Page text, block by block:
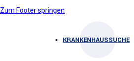
Zum Footer springen
KRANKENHAUSSUCHE